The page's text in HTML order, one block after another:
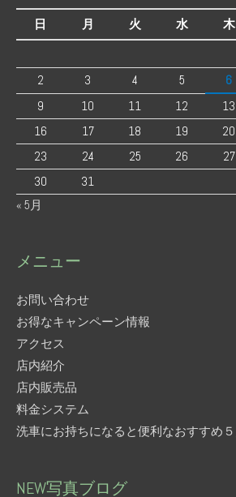
日 月 火 水 木
2
3 4 5 6
9
10 11 12 13
16
17 18 19 20
23
24 25 26 27
30
31
« 5月
メニュー
お問い合わせ
お得なキャンペーン情報
アクセス
店内紹介
店内販売品
料金システム
洗車にお持ちになると便利なおすすめ５
NEW写真ブログ